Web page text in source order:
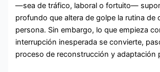
—sea de tráfico, laboral o fortuito—
profundo que altera de golpe la rutina de
persona. Sin embargo, lo que empieza
interrupción inesperada se convierte,
proceso de reconstrucción y adaptación